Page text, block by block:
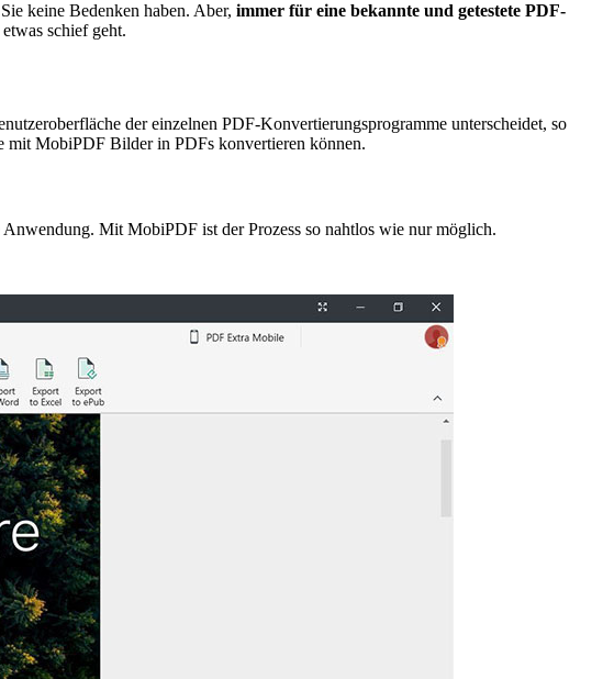
keine Bedenken haben. Aber, immer für eine bekannte und getestete PDF-
schief geht.
der einzelnen PDF-Konvertierungsprogramme unterscheidet, so
mit MobiPDF Bilder in PDFs konvertieren können.
Mit MobiPDF ist der Prozess so nahtlos wie nur möglich.